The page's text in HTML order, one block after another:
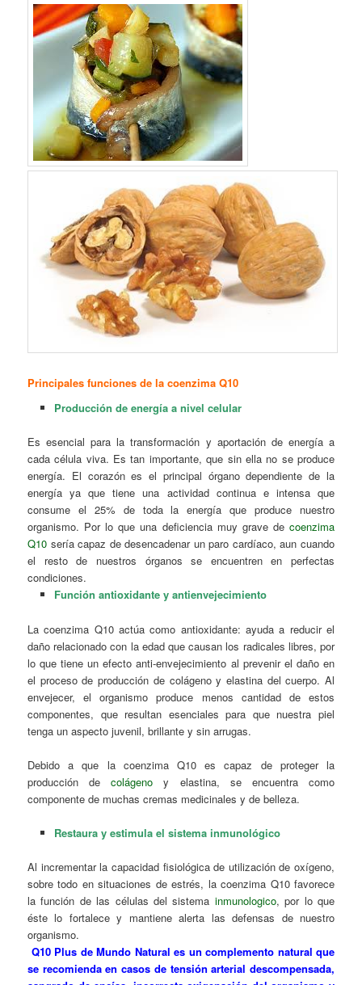
Principales funciones de la coenzima Q10
Producción de energía a nivel celular
Es esencial para la transformación y aportación de energía a
cada célula viva. Es tan importante, que sin ella no se produce
energía. El corazón es el principal órgano dependiente de la
energía ya que tiene una actividad continua e intensa que
consume el 25% de toda la energía que produce nuestro
organismo. Por lo que una deficiencia muy grave de coenzima
Q10 sería capaz de desencadenar un paro cardíaco, aun cuando
el resto de nuestros órganos se encuentren en perfectas
condiciones.
Función antioxidante y antienvejecimiento
La coenzima Q10 actúa como antioxidante: ayuda a reducir el
daño relacionado con la edad que causan los radicales libres, por
lo que tiene un efecto anti-envejecimiento al prevenir el daño en
el proceso de producción de colágeno y elastina del cuerpo. Al
envejecer, el organismo produce menos cantidad de estos
componentes, que resultan esenciales para que nuestra piel
tenga un aspecto juvenil, brillante y sin arrugas.
Debido a que la coenzima Q10 es capaz de proteger la
producción decolágeno y elastina, se encuentra como
componente de muchas cremas medicinales y de belleza.
Restaura y estimula el sistema inmunológico
Al incrementar la capacidad fisiológica de utilización de oxígeno,
sobre todo en situaciones de estrés, la coenzima Q10 favorece
la función de las células del sistema inmunologico, por lo que
éste lo fortalece y mantiene alerta las defensas de nuestro
organismo.
Q10 Plus deMundo Natural es uncomplemento natural que
se recomienda en casos de tensión arterial descompensada,